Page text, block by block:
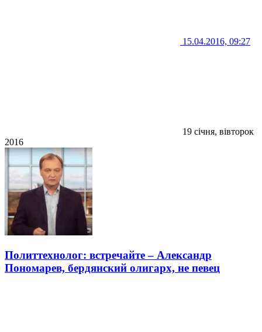
15.04.2016, 09:27
19 січня, вівторок
2016
Политтехнолог: встречайте – Александр
Пономарев, бердянский олигарх, не певец